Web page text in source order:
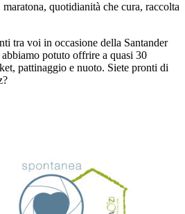
quotidianità che cura, raccolta
tra voi in occasione della Santander
potuto offrire a quasi 30
pattinaggio e nuoto. Siete pronti di